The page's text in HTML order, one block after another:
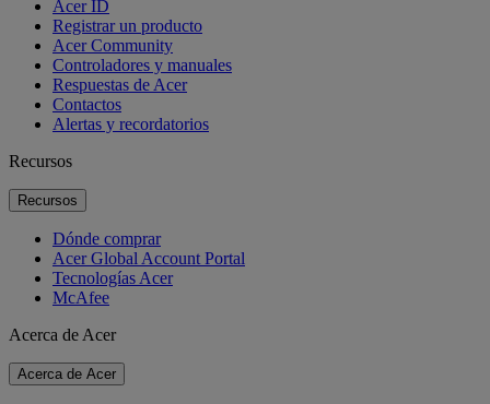
Acer ID
Registrar un producto
Acer Community
Controladores y manuales
Respuestas de Acer
Contactos
Alertas y recordatorios
Recursos
Recursos
Dónde comprar
Acer Global Account Portal
Tecnologías Acer
McAfee
Acerca de Acer
Acerca de Acer